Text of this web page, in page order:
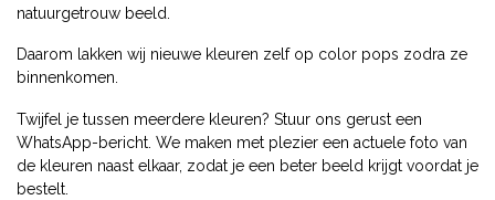
natuurgetrouw beeld.
Daarom lakken wij nieuwe kleuren zelf op color pops zodra ze
binnenkomen.
Twijfel je tussen meerdere kleuren? Stuur ons gerust een
WhatsApp-bericht. We maken met plezier een actuele foto van
de kleuren naast elkaar, zodat je een beter beeld krijgt voordat je
bestelt.